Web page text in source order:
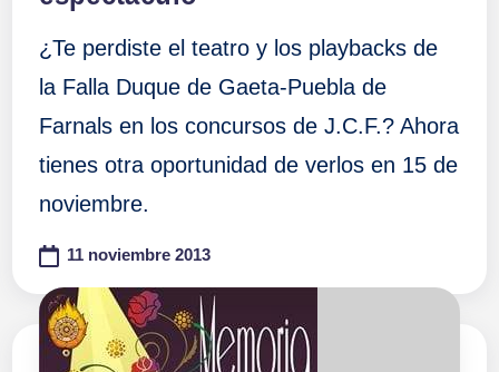
¿Te perdiste el teatro y los playbacks de
la Falla Duque de Gaeta-Puebla de
Farnals en los concursos de J.C.F.? Ahora
tienes otra oportunidad de verlos en 15 de
noviembre.
11 noviembre 2013